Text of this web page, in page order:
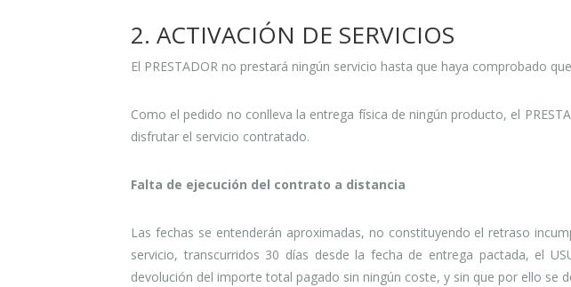
2. ACTIVACIÓN DE SERVICIOS
El PRESTADOR no prestará ningún servicio hasta que haya comprobado
Como el pedido no conlleva la entrega física de ningún producto, el
disfrutar el servicio contratado.
Falta de ejecución del contrato a distancia
Las fechas se entenderán aproximadas, no constituyendo el retraso
servicio, transcurridos 30 días desde la fecha de entrega pactada, el
devolución del importe total pagado sin ningún coste, y sin que por ello se